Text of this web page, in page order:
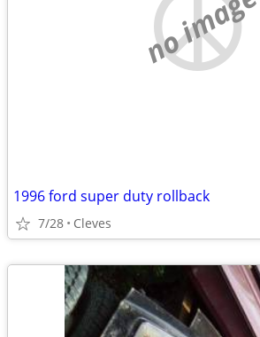
no image
1996 ford super duty rollback
7/28 Cleves